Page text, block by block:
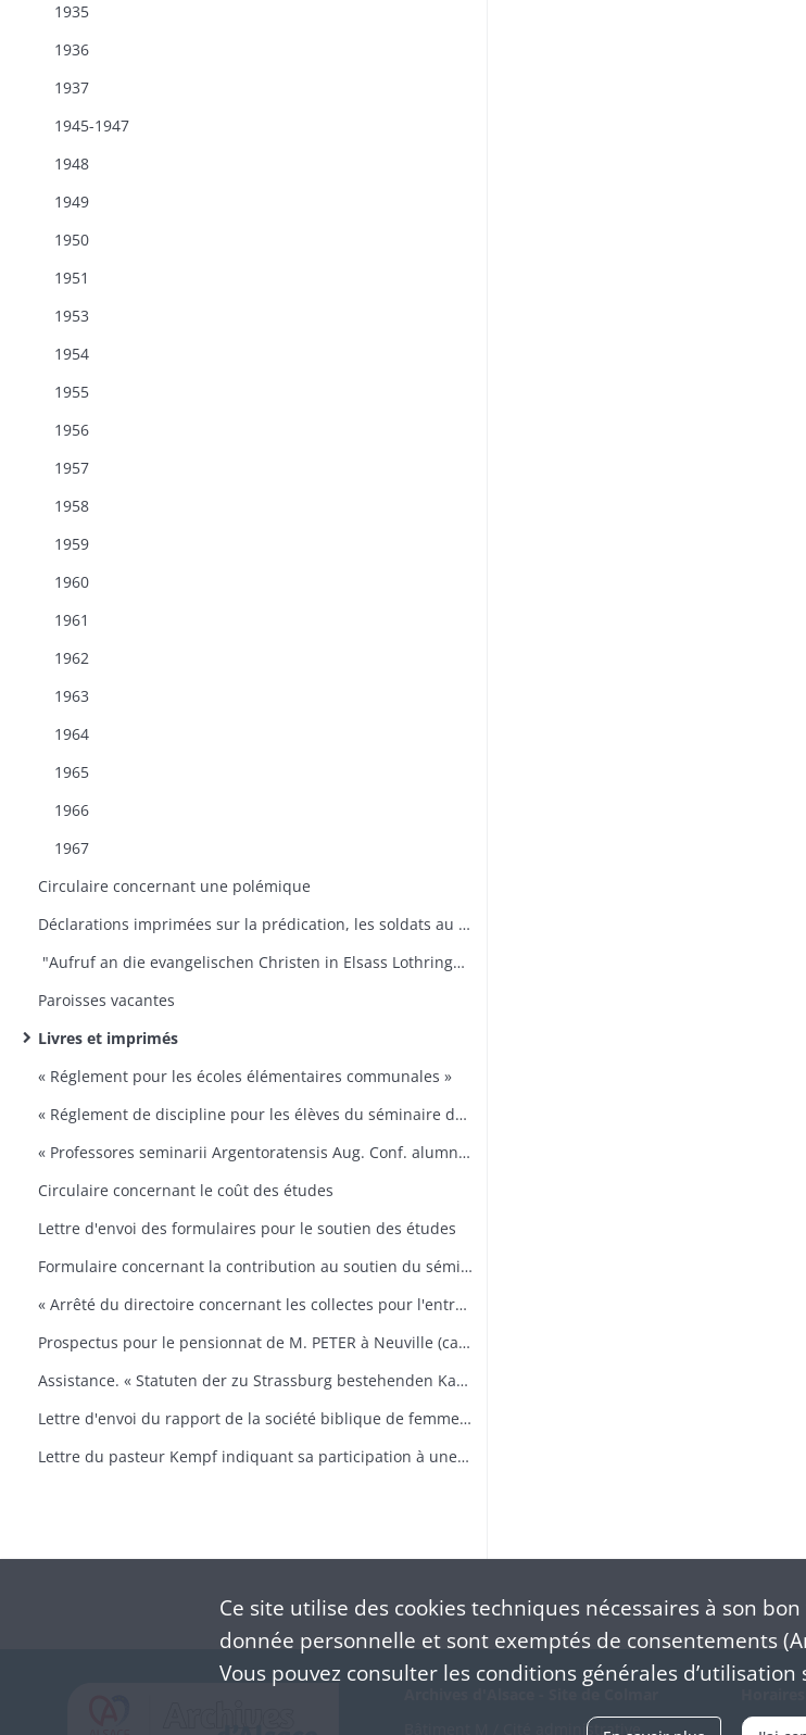
1935
1936
1937
1945-1947
1948
1949
1950
1951
1953
1954
1955
1956
1957
1958
1959
1960
1961
1962
1963
1964
1965
1966
1967
Circulaire concernant une polémique
Déclarations imprimées sur la prédication, les soldats au front, les sonneries de cloches, rapprovisionnement
"Aufruf an die evangelischen Christen in Elsass Lothringen zur 400. Gedenkfeier der Reformation"
Paroisses vacantes
Livres et imprimés
« Réglement pour les écoles élémentaires communales »
« Réglement de discipline pour les élèves du séminaire de Strasbourg »
« Professores seminarii Argentoratensis Aug. Conf. alumniis suis seriem praelectionum indicant instituendarum »
Circulaire concernant le coût des études
Lettre d'envoi des formulaires pour le soutien des études
Formulaire concernant la contribution au soutien du séminaire de Strasbourg.
« Arrêté du directoire concernant les collectes pour l'entretien du pensionnat du séminaire »
Prospectus pour le pensionnat de M. PETER à Neuville (canton de Berne)
Assistance. « Statuten der zu Strassburg bestehenden Kasse für die Witwen und Waisen der geistlicher Augsburgischer Confession in Frankreich »
Lettre d'envoi du rapport de la société biblique de femmes de Paris
Lettre du pasteur Kempf indiquant sa participation à une semaine des jeunesses luthériennes.
Bâtiment M / Cité administrative
Du
Ce site utilise des cookiestechniques nécessaires à son
donnée personnelle et sont exemptés de consentements
Vous pouvez consulter les conditions générales d’utilisation